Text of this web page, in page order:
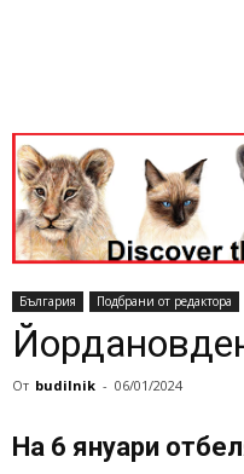
България Подбрани от редактора
От budilnik - 06/01/2024
На 6 януари